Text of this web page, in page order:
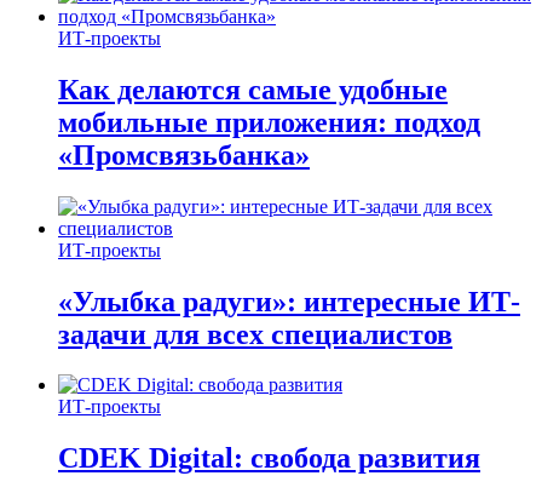
ИТ-проекты
Как делаются самые удобные
мобильные приложения: подход
«Промсвязьбанка»
ИТ-проекты
«Улыбка радуги»: интересные ИТ-
задачи для всех специалистов
ИТ-проекты
CDEK Digital: свобода развития